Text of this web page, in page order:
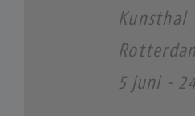
Kunsthal
5 juni -